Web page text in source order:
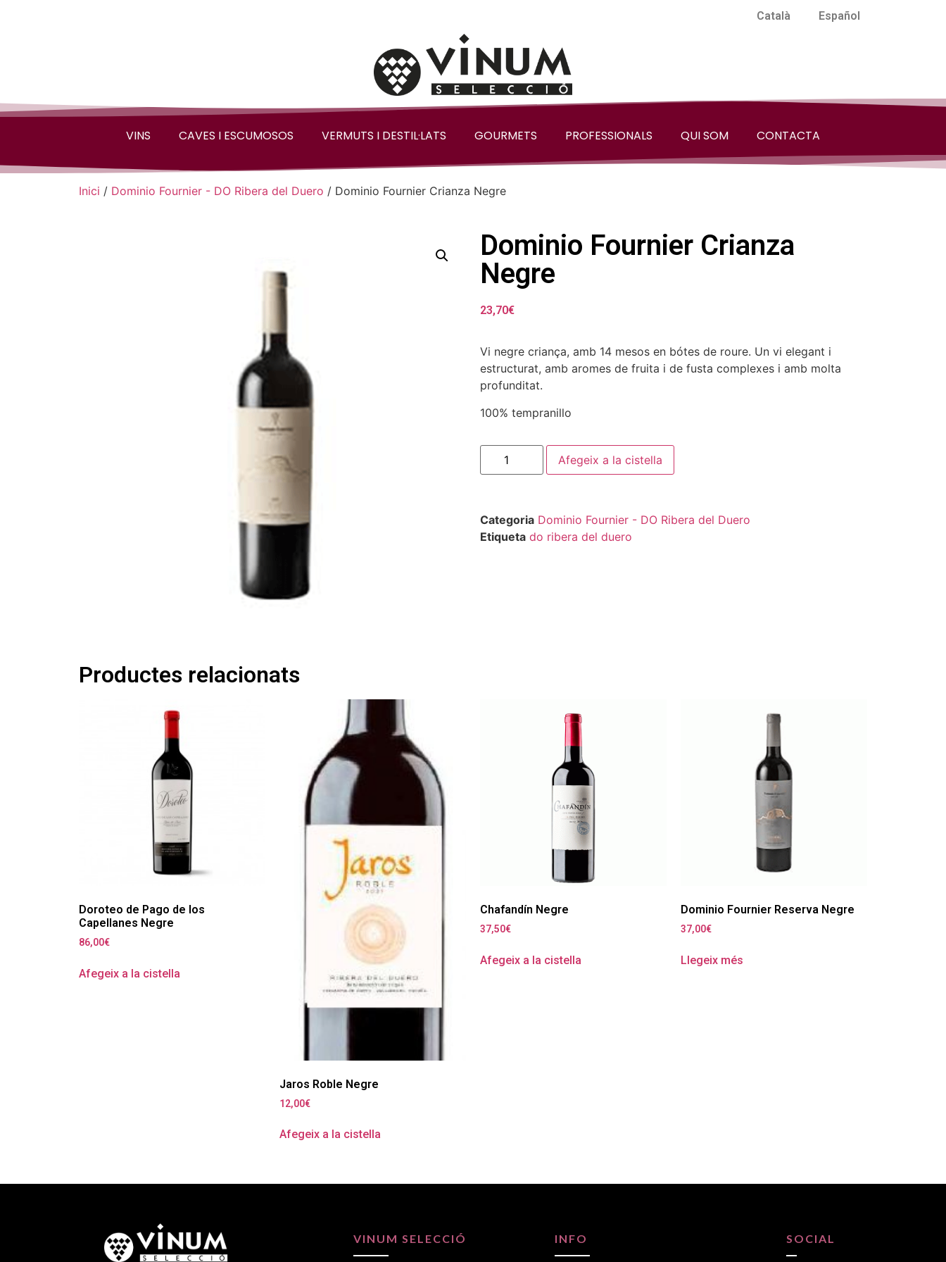
Català Español
VINS CAVES I ESCUMOSOS VERMUTS I DESTIL·LATS GOURMETS PROFESSIONALS QUI SOM CONTACTA
Inici / Dominio Fournier - DO Ribera del Duero / Dominio Fournier Crianza Negre
Dominio Fournier Crianza
Negre
23,70€
Vi negre criança, amb 14 mesos en bótes de roure. Un vi elegant i
estructurat, amb aromes de fruita i de fusta complexes i amb molta
profunditat.
100% tempranillo
Afegeix a la cistella
Categoria Dominio Fournier - DO Ribera del Duero
Etiqueta do ribera del duero
Productes relacionats
Doroteo de Pago de los
Capellanes Negre
86,00€
Afegeix a la cistella
Jaros Roble Negre
12,00€
Afegeix a la cistella
Chafandín Negre
37,50€
Afegeix a la cistella
Dominio Fournier Reserva Negre
37,00€
Llegeix més
VINUM SELECCIÓ INFO SOCIAL